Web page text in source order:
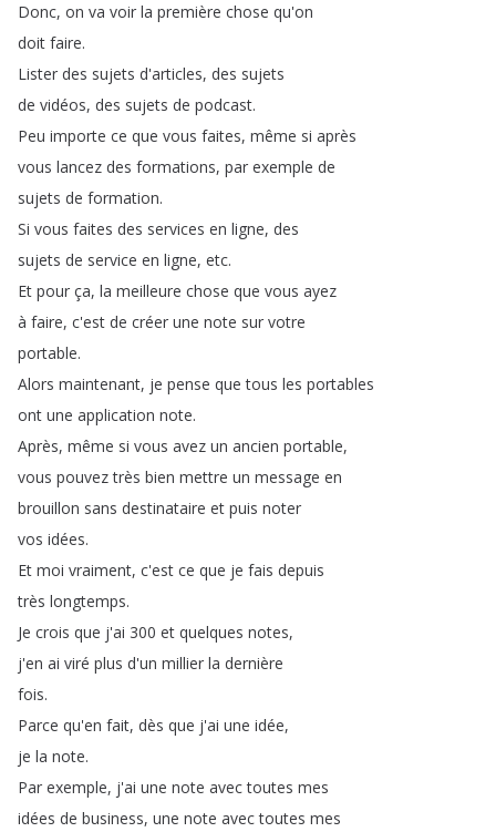
Donc, on va voir la première chose qu'on
doit faire.
Lister des sujets d'articles, des sujets
de vidéos, des sujets de podcast.
Peu importe ce que vous faites, même si après
vous lancez des formations, par exemple de
sujets de formation.
Si vous faites des services en ligne, des
sujets de service en ligne, etc.
Et pour ça, la meilleure chose que vous ayez
à faire, c'est de créer une note sur votre
portable.
Alors maintenant, je pense que tous les portables
ont une application note.
Après, même si vous avez un ancien portable,
vous pouvez très bien mettre un message en
brouillon sans destinataire et puis noter
vos idées.
Et moi vraiment, c'est ce que je fais depuis
très longtemps.
Je crois que j'ai 300 et quelques notes,
j'en ai viré plus d'un millier la dernière
fois.
Parce qu'en fait, dès que j'ai une idée,
je la note.
Par exemple, j'ai une note avec toutes mes
idées de business, une note avec toutes mes